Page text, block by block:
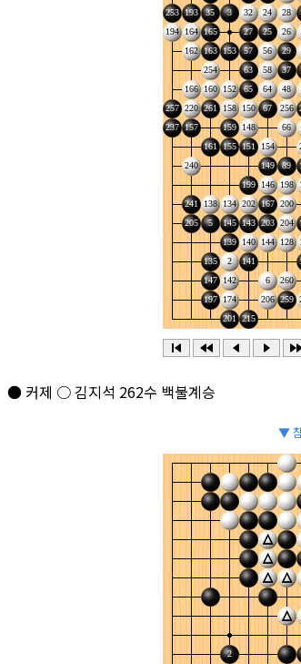
● 커제 ○ 김지석 262수 백불계승
▼